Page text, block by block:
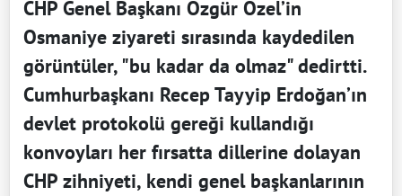
CHP Genel Başkanı Özgür Özel’in
Osmaniye ziyareti sırasında kaydedilen
görüntüler, "bu kadar da olmaz" dedirtti.
Cumhurbaşkanı Recep Tayyip Erdoğan’ın
devlet protokolü gereği kullandığı
konvoyları her fırsatta dillerine dolayan
CHP zihniyeti, kendi genel başkanlarının